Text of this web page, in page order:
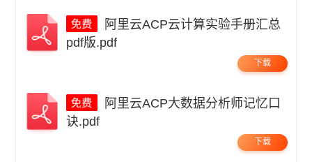
pdf版.pdf
下载
诀.pdf
下载